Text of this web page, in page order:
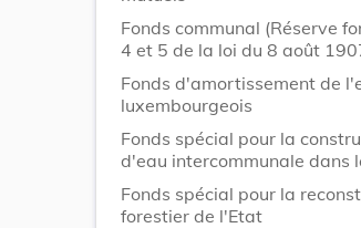
Fonds communal (Réserve
4 et 5 de la loi du 8 août
Fonds d'amortissement de
luxembourgeois
Fonds spécial pour la
d'eau intercommunale dans
Fonds spécial pour la
forestier de l'Etat